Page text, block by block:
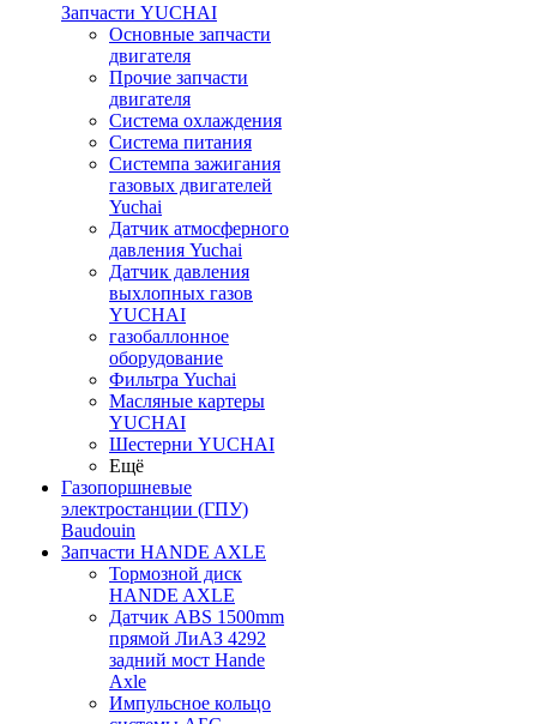
Запчасти YUCHAI
Основные запчасти
двигателя
Прочие запчасти
двигателя
Система охлаждения
Система питания
Системпа зажигания
газовых двигателей
Yuchai
Датчик атмосферного
давления Yuchai
Датчик давления
выхлопных газов
YUCHAI
газобаллонное
оборудование
Фильтра Yuchai
Масляные картеры
YUCHAI
Шестерни YUCHAI
Ещё
Газопоршневые
электростанции (ГПУ)
Baudouin
Запчасти HANDE AXLE
Тормозной диск
HANDE AXLE
Датчик ABS 1500mm
прямой ЛиАЗ 4292
задний мост Hande
Axle
Импульсное кольцо